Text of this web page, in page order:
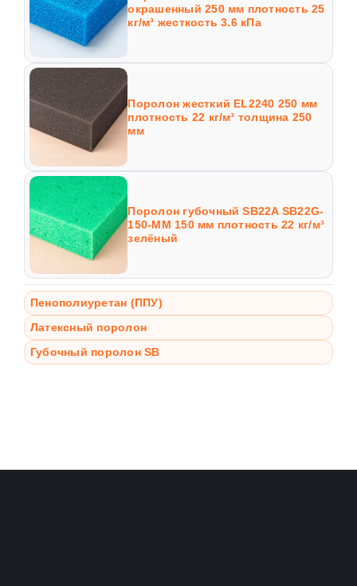
окрашенный 250 мм плотность 25
кг/м³ жесткость 3.6 кПа
Поролон жесткий EL2240 250 мм
плотность 22 кг/м³ толщина 250
мм
Поролон губочный SB22A SB22G-
150-MM 150 мм плотность 22 кг/м³
зелёный
Пенополиуретан (ППУ)
Латексный поролон
Губочный поролон SB